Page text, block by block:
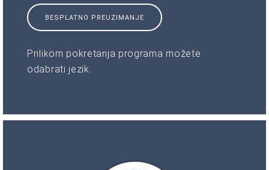
BESPLATNO PREUZIMANJE
Prilikom pokretanja programa možete
odabrati jezik.